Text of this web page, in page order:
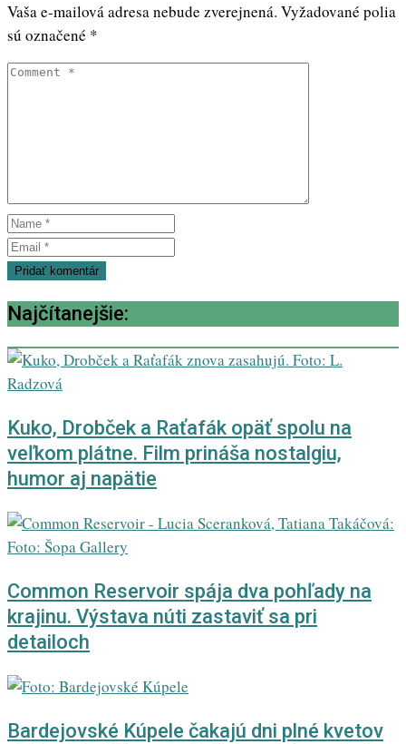
Vaša e-mailová adresa nebude zverejnená. Vyžadované polia
sú označené *
Najčítanejšie:
Kuko, Drobček a Raťafák opäť spolu na
veľkom plátne. Film prináša nostalgiu,
humor aj napätie
Common Reservoir spája dva pohľady na
krajinu. Výstava núti zastaviť sa pri
detailoch
Bardejovské Kúpele čakajú dni plné kvetov